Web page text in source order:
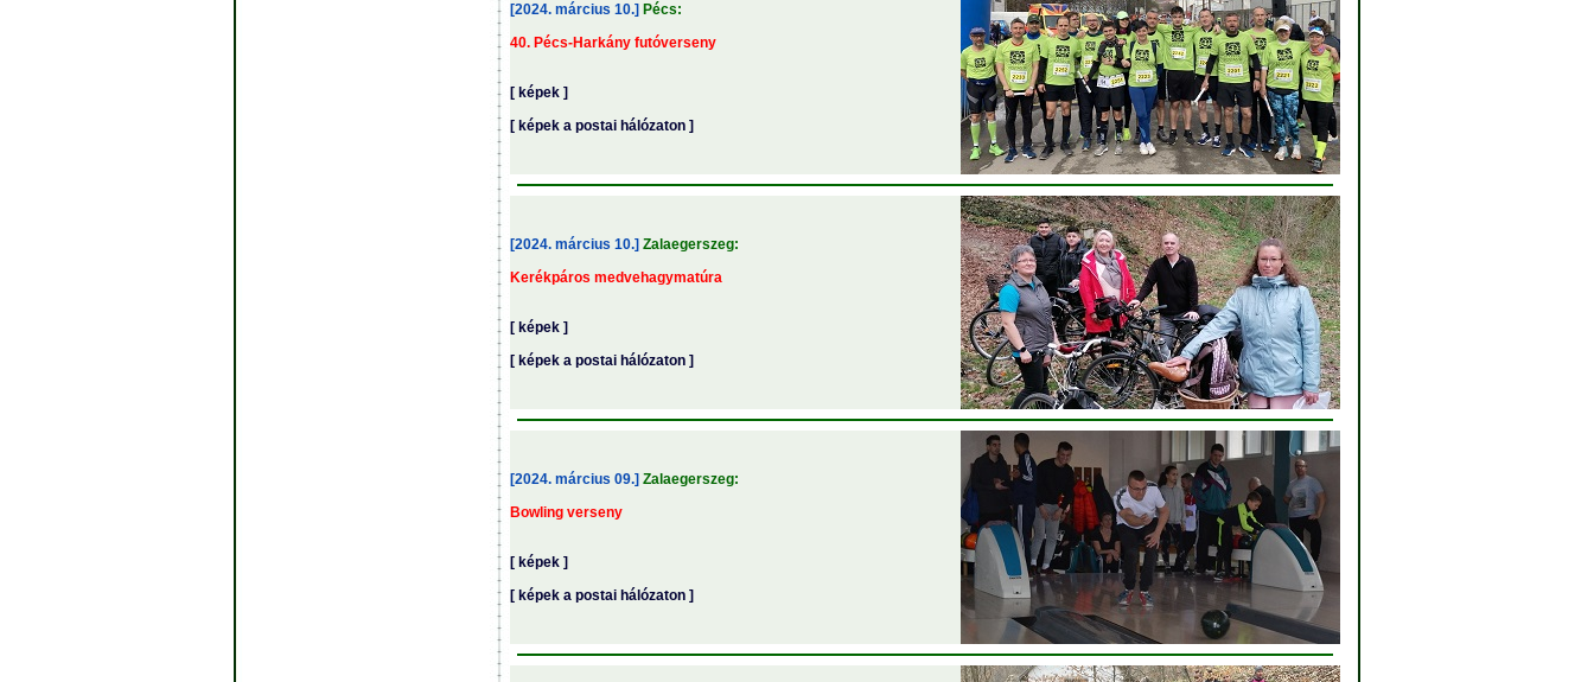
[2024. március 10.] Pécs:
40. Pécs-Harkány futóverseny
[ képek ]
[ képek a postai hálózaton ]
[2024. március 10.] Zalaegerszeg:
Kerékpáros medvehagymatúra
[ képek ]
[ képek a postai hálózaton ]
[2024. március 09.] Zalaegerszeg:
Bowling verseny
[ képek ]
[ képek a postai hálózaton ]